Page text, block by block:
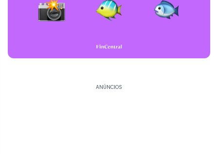
ANÚNCIOS